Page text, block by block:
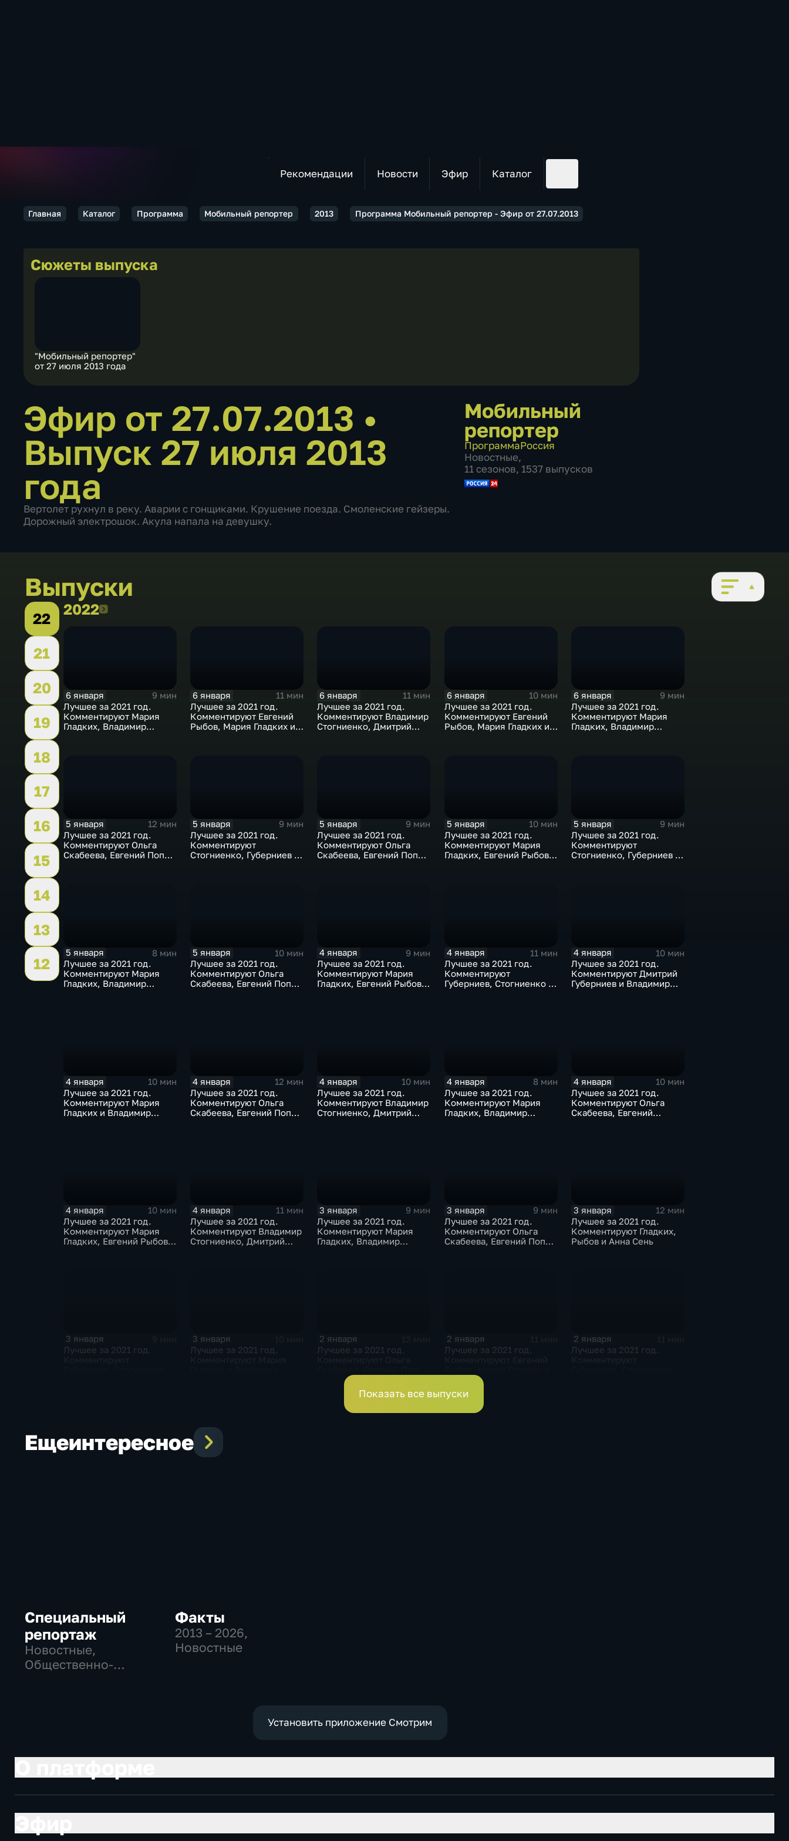
Рекомендации Новости Эфир Каталог
Главная Каталог Программа Мобильный репортер 2013 Программа Мобильный репортер - Эфир от 27.07.2013
Сюжеты выпуска
"Мобильный репортер"
от 27 июля 2013 года
Эфир от 27.07.2013 •
Выпуск 27 июля 2013
года
Вертолет рухнул в реку. Аварии с гонщиками. Крушение поезда. Смоленские гейзеры.
Дорожный электрошок. Акула напала на девушку.
Мобильный
репортер
ПрограммаРоссия
Новостные,
11 сезонов, 1537 выпусков
Выпуски
22
21
20
19
18
17
16
15
14
13
12
20222022
6 января
9 мин
Лучшее за 2021 год.
Комментируют Мария
Гладких, Владимир
6 января
11 мин
Лучшее за 2021 год.
Комментируют Евгений
Рыбов, Мария Гладких и
6 января
11 мин
Лучшее за 2021 год.
Комментируют Владимир
Стогниенко, Дмитрий
6 января
10 мин
Лучшее за 2021 год.
Комментируют Евгений
Рыбов, Мария Гладких и
6 января
9 мин
Лучшее за 2021 год.
Комментируют Мария
Гладких, Владимир
5 января
12 мин
Лучшее за 2021 год.
Комментируют Ольга
Скабеева, Евгений Попов
5 января
9 мин
Лучшее за 2021 год.
Комментируют
Стогниенко, Губерниев и
5 января
9 мин
Лучшее за 2021 год.
Комментируют Ольга
Скабеева, Евгений Попов
5 января
10 мин
Лучшее за 2021 год.
Комментируют Мария
Гладких, Евгений Рыбов и
5 января
9 мин
Лучшее за 2021 год.
Комментируют
Стогниенко, Губерниев и
5 января
8 мин
Лучшее за 2021 год.
Комментируют Мария
Гладких, Владимир
5 января
10 мин
Лучшее за 2021 год.
Комментируют Ольга
Скабеева, Евгений Попов
4 января
9 мин
Лучшее за 2021 год.
Комментируют Мария
Гладких, Евгений Рыбов и
4 января
11 мин
Лучшее за 2021 год.
Комментируют
Губерниев, Стогниенко и
4 января
10 мин
Лучшее за 2021 год.
Комментируют Дмитрий
Губерниев и Владимир
4 января
10 мин
Лучшее за 2021 год.
Комментируют Мария
Гладких и Владимир
4 января
12 мин
Лучшее за 2021 год.
Комментируют Ольга
Скабеева, Евгений Попов
4 января
10 мин
Лучшее за 2021 год.
Комментируют Владимир
Стогниенко, Дмитрий
4 января
8 мин
Лучшее за 2021 год.
Комментируют Мария
Гладких, Владимир
4 января
10 мин
Лучшее за 2021 год.
Комментируют Ольга
Скабеева, Евгений
4 января
10 мин
Лучшее за 2021 год.
Комментируют Мария
Гладких, Евгений Рыбов и
4 января
11 мин
Лучшее за 2021 год.
Комментируют Владимир
Стогниенко, Дмитрий
3 января
9 мин
Лучшее за 2021 год.
Комментируют Мария
Гладких, Владимир
3 января
9 мин
Лучшее за 2021 год.
Комментируют Ольга
Скабеева, Евгений Попов
3 января
12 мин
Лучшее за 2021 год.
Комментируют Гладких,
Рыбов и Анна Сень
3 января
Лучшее за 2021 год.
3 января
Лучшее за 2021 год.
2 января
Лучшее за 2021 год.
и Виктор Майгуров
2 января
Лучшее за 2021 год.
Владимир Жириновский
2 января
Лучшее за 2021 год.
Показать все выпуски
Ещеинтересное
Специальный
репортаж
Новостные,
Общественно-
Факты
2013 – 2026,
Новостные
Установить приложение Смотрим